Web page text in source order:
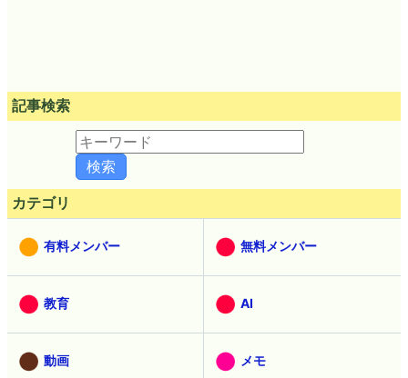
記事検索
カテゴリ
有料メンバー 無料メンバー
教育 AI
動画 メモ